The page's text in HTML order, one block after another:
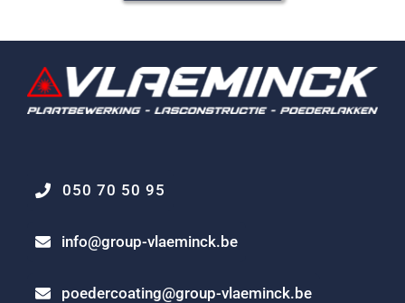
050 70 50 95
info@group-vlaeminck.be
poedercoating@group-vlaeminck.be